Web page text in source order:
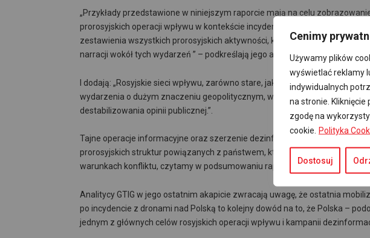
Cenimy
Używamy plików
wyświetlać reklamy
indywidualnych
na stronie. Kliknięcie
zgodę na
cookie. Polityka
Dostosuj
„Przykłady przedstawione w niniejszym raporcie mają na celu
prorosyjskich operacji wpływu w kontekście incydentu z dronami nad Polską.
zestawienia wszystkich prorosyjskich aktywności, które mogły zostać
narracji wokół tych wydarzeń ” – podkreślają jego autorzy.
I dodają: „Rosyjskie sieci wpływu, zarówno stare, jak i te powstałe po inwazji
wydarzenia o dużym znaczeniu geopolitycznym, wykorzystując je do
destabilizowania opinii publicznej.”.
Tajne operacje informacyjne oraz szerzenie dezinformacji stają się coraz
prorosyjskich struktur powiązanych z państwem, których celem jest
warunkach konfliktu, czytamy w podsumowaniu raportu.
Analitycy GTIG w jego ostatnim akapicie zwracają uwagę, że ostatnia
po incydencie z dronami nad Polską to kolejny dowód na to, że Polska –
jednym z głównych celów rosyjskich operacji wpływu i kampanii